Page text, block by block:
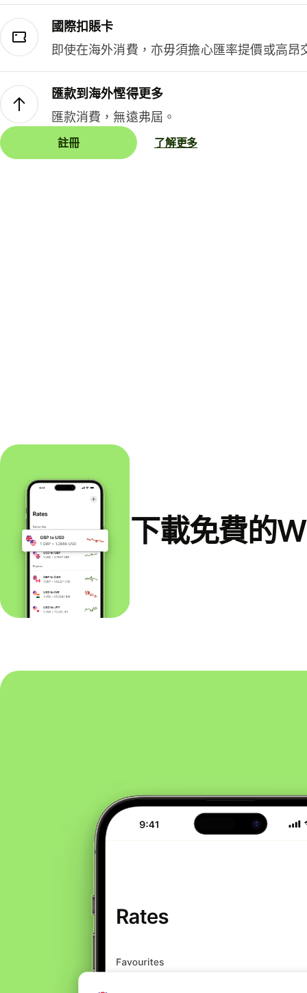
國際扣賬卡
即使在海外消費，亦毋須擔心匯率提價或高昂
匯款到海外慳得更多
匯款消費，無遠弗屆。
註冊 了解更多
下載免費的